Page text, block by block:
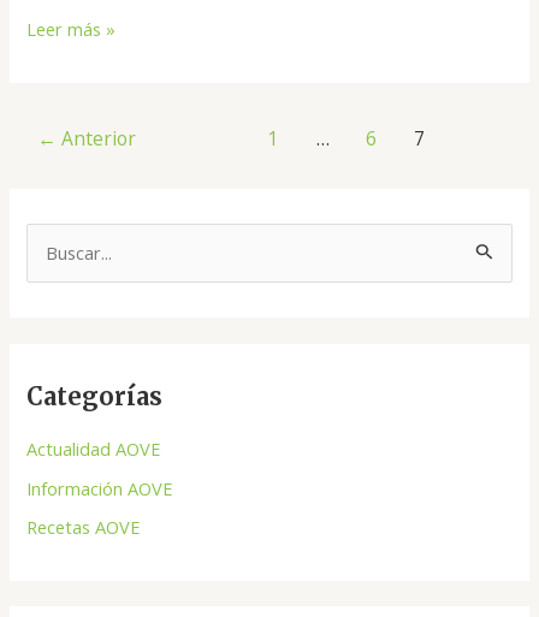
Leer más »
← Anterior 1 … 6 7
u
a
o
r
Categorías
Actualidad AOVE
Información AOVE
Recetas AOVE